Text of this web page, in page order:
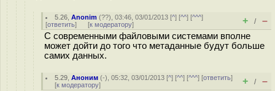
5.26 ,Anonim (??), 03:46, 03/01/2013 [^] [^^] [^^^]
[ответить] [к модератору] + / –
С современными файловыми системами вполне
может дойти до того что метаданные будут больше
самих данных.
5.29 ,Аноним (-), 05:32, 03/01/2013 [^] [^^] [^^^] [ответить]
[к модератору] + / –